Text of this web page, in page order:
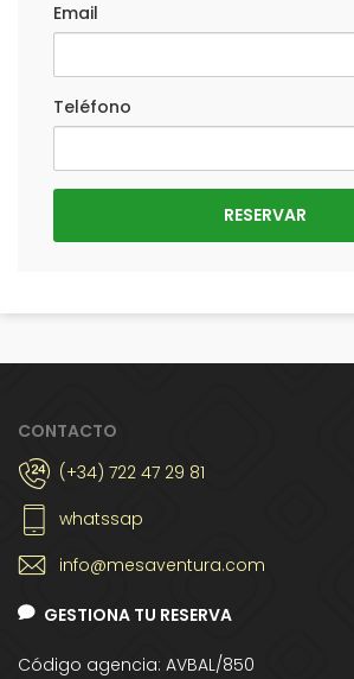
Email
Teléfono
CONTACTO
(+34) 722 47 29 81
whatssap
info@mesaventura.com
GESTIONA TU RESERVA
Código agencia: AVBAL/850